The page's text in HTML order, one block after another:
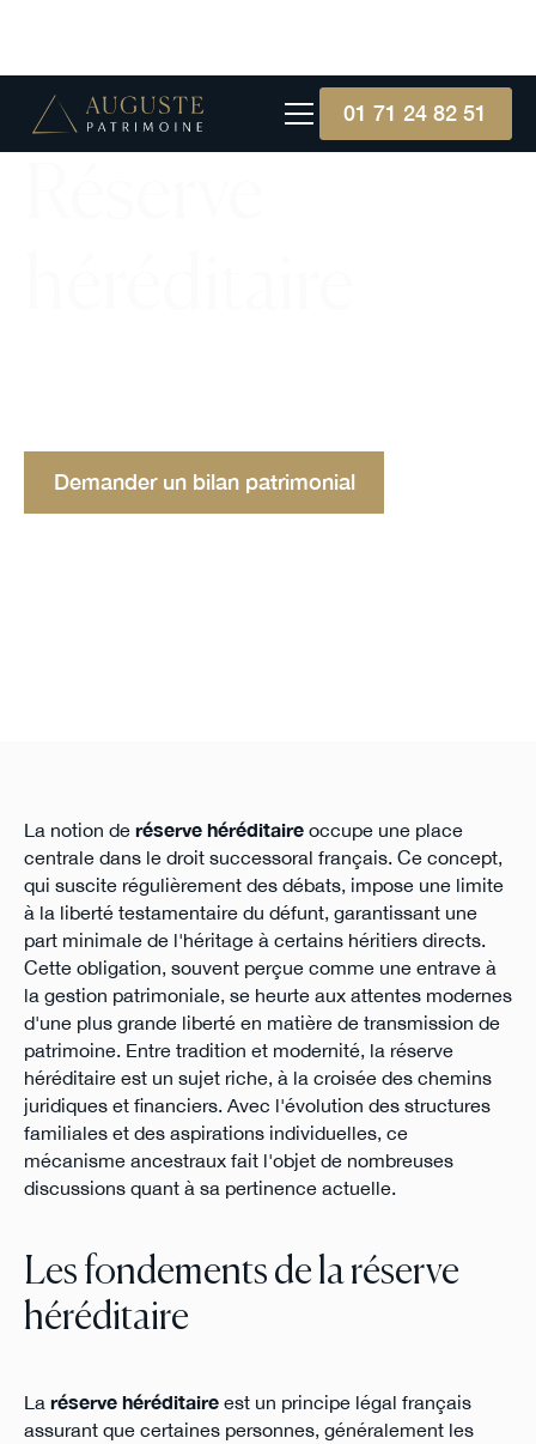
01 71 24 82 51
Demander un bilan patrimonial
La notion de réserve héréditaireoccupe une place
centrale dans le droit successoral français. Ce concept,
qui suscite régulièrement des débats, impose une limite
à la liberté testamentaire du défunt, garantissant une
part minimale de l'héritage à certains héritiers directs.
Cette obligation, souvent perçue comme une entrave à
la gestion patrimoniale, se heurte aux attentes modernes
d'une plus grande liberté en matière de transmission de
patrimoine. Entre tradition et modernité, la réserve
héréditaire est un sujet riche, à la croisée des chemins
juridiques et financiers. Avec l'évolution des structures
familiales et des aspirations individuelles, ce
mécanisme ancestraux fait l'objet de nombreuses
discussions quant à sa pertinence actuelle.
Les fondements de la réserve
héréditaire
La réserve héréditaireest un principe légal français
assurant que certaines personnes, généralement les